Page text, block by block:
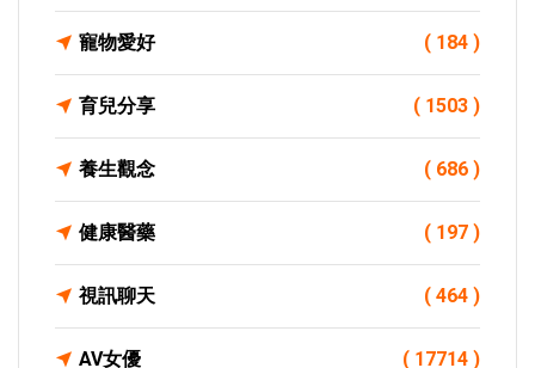
寵物愛好 ( 184 )
育兒分享 ( 1503 )
養生觀念 ( 686 )
健康醫藥 ( 197 )
視訊聊天 ( 464 )
AV女優 ( 17714 )